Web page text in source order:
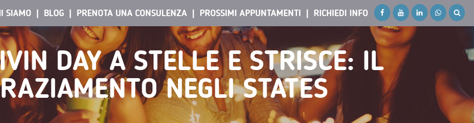
RICHIEDI INFO
PROSSIMI APPUNTAMENTI
PRENOTA UNA CONSULENZA
BLOG
SIAMO
DAY A STELLE E STRISCE: IL
NEGLI STATES